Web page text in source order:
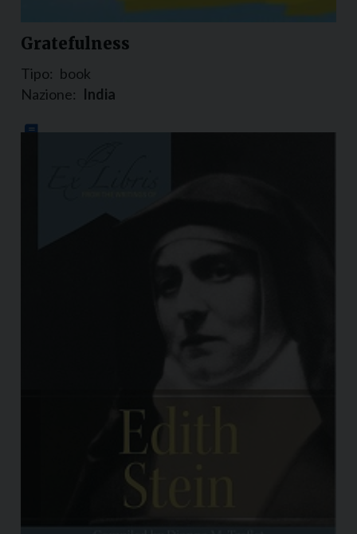
Gratefulness
Tipo: book
Nazione: India